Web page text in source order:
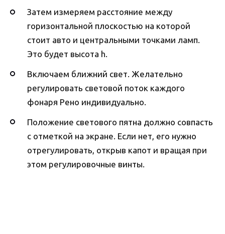
Затем измеряем расстояние между
горизонтальной плоскостью на которой
стоит авто и центральными точками ламп.
Это будет высота h.
Включаем ближний свет. Желательно
регулировать световой поток каждого
фонаря Рено индивидуально.
Положение светового пятна должно совпасть
с отметкой на экране. Если нет, его нужно
отрегулировать, открыв капот и вращая при
этом регулировочные винты.